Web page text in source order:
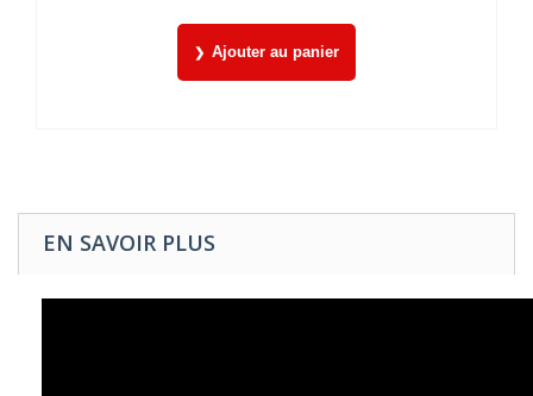
Ajouter au panier
EN SAVOIR PLUS